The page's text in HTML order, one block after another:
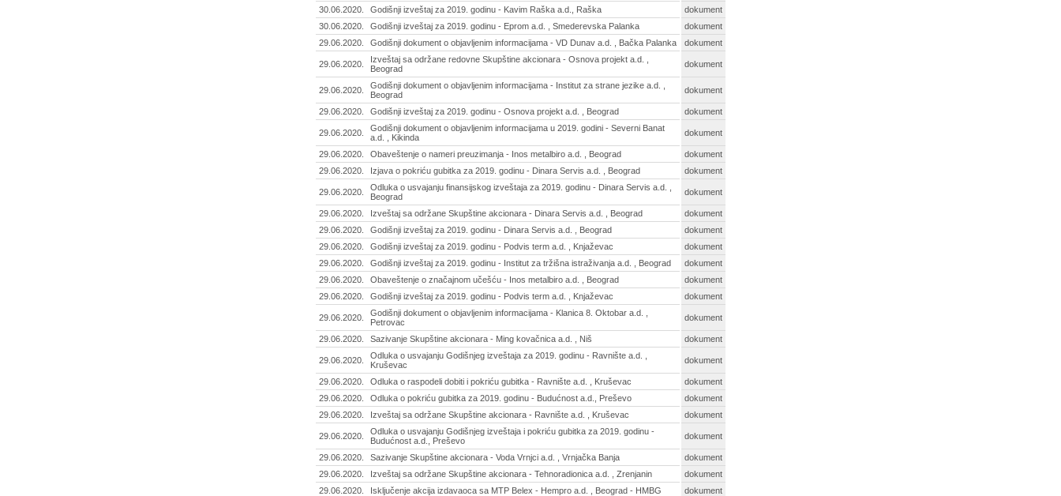
30.06.2020.
Godišnji izveštaj za 2019. godinu - Kavim Raška a.d., Raška
dokument
30.06.2020.
Godišnji izveštaj za 2019. godinu - Eprom a.d. , Smederevska Palanka
dokument
29.06.2020.
Godišnji dokument o objavljenim informacijama - VD Dunav a.d. , Bačka Palanka dokument
29.06.2020.
Izveštaj sa održane redovne Skupštine akcionara - Osnova projekt a.d. ,
Beograd
dokument
29.06.2020.
Godišnji dokument o objavljenim informacijama - Institut za strane jezike a.d. ,
Beograd
dokument
29.06.2020. Godišnji izveštaj za 2019. godinu - Osnova projekt a.d. , Beograd dokument
29.06.2020.
Godišnji dokument o objavljenim informacijama u 2019. godini - Severni Banat
a.d. , Kikinda
dokument
29.06.2020. Obaveštenje o nameri preuzimanja - Inos metalbiro a.d. , Beograd
dokument
29.06.2020.
Izjava o pokriću gubitka za 2019. godinu - Dinara Servis a.d. , Beograd dokument
29.06.2020.
Odluka o usvajanju finansijskog izveštaja za 2019. godinu - Dinara Servis a.d. ,
Beograd
dokument
29.06.2020. Izveštaj sa održane Skupštine akcionara - Dinara Servis a.d. , Beograd
dokument
29.06.2020.
Godišnji izveštaj za 2019. godinu - Dinara Servis a.d. , Beograd
dokument
29.06.2020.
Godišnji izveštaj za 2019. godinu - Podvis term a.d. , Knjaževac
dokument
29.06.2020.
Godišnji izveštaj za 2019. godinu - Institut za tržišna istraživanja a.d. , Beograd
dokument
29.06.2020.
Obaveštenje o značajnom učešću - Inos metalbiro a.d. , Beograd
dokument
29.06.2020.
Godišnji izveštaj za 2019. godinu - Podvis term a.d. , Knjaževac dokument
29.06.2020.
Godišnji dokument o objavljenim informacijama - Klanica 8. Oktobar a.d. ,
Petrovac
dokument
29.06.2020. Sazivanje Skupštine akcionara - Ming kovačnica a.d. , Niš dokument
29.06.2020.
Odluka o usvajanju Godišnjeg izveštaja za 2019. godinu - Ravnište a.d. ,
Kruševac
dokument
29.06.2020. Odluka o raspodeli dobiti i pokriću gubitka - Ravnište a.d. , Kruševac
dokument
29.06.2020.
Odluka o pokriću gubitka za 2019. godinu - Budućnost a.d., Preševo
dokument
29.06.2020.
Izveštaj sa održane Skupštine akcionara - Ravnište a.d. , Kruševac dokument
29.06.2020.
Odluka o usvajanju Godišnjeg izveštaja i pokriću gubitka za 2019. godinu -
Budućnost a.d., Preševo
dokument
29.06.2020. Sazivanje Skupštine akcionara - Voda Vrnjci a.d. , Vrnjačka Banja
dokument
29.06.2020.
Izveštaj sa održane Skupštine akcionara - Tehnoradionica a.d. , Zrenjanin
dokument
29.06.2020.
Isključenje akcija izdavaoca sa MTP Belex - Hempro a.d. , Beograd - HMBG
dokument